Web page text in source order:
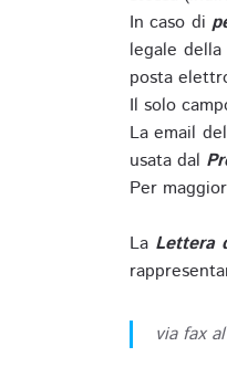
In caso di
legale
posta
Il solo
La email del
usata dal
Per
La Lettera
via fax